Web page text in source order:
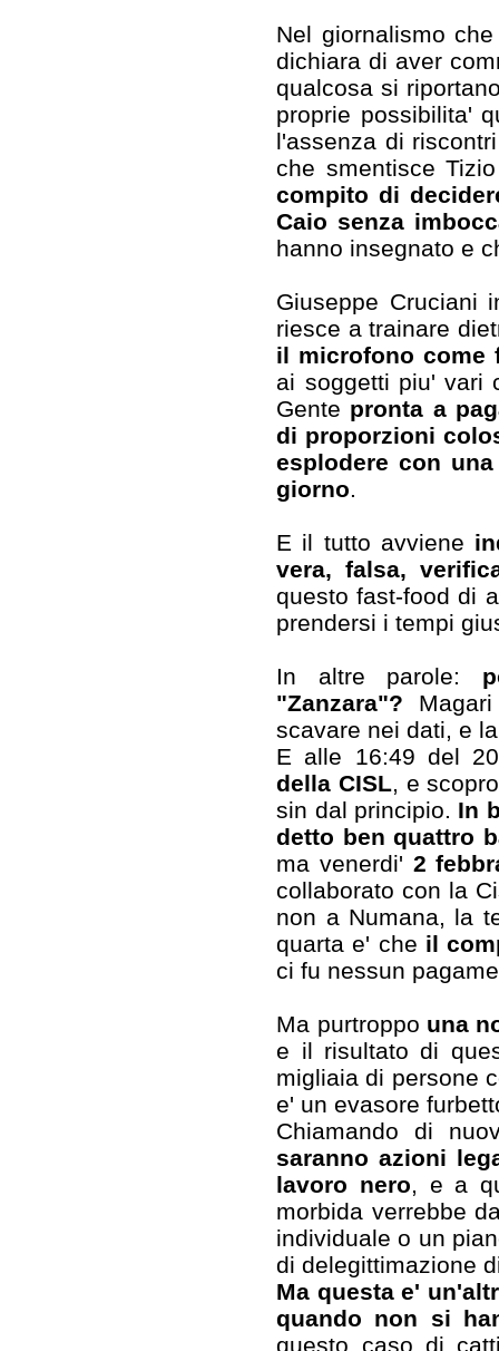
Nel giornalismo
dichiara di aver
qualcosa si
proprie possibilita'
l'assenza di
che smentisce
compito di
Caio senza
hanno insegnato e
Giuseppe Cruciani
riesce a trainare
il microfono come
ai soggetti piu' vari
Gente pronta a
di proporzioni
esplodere con
giorno.
E il tutto avviene
vera, falsa,
questo fast-food di
prendersi i tempi
In altre parole:
"Zanzara"?
scavare nei dati, e
E alle 16:49 del
della CISL, e
sin dal principio. In
detto ben quattro
ma venerdi' 2
collaborato con la
non a Numana, la
quarta e' che il
ci fu nessun
Ma purtroppo una
e il risultato di
migliaia di persone
e' un evasore
Chiamando di
saranno azioni
lavoro nero, e a
morbida verrebbe
individuale o un
di delegittimazione
Ma questa e'
quando non si
questo caso di